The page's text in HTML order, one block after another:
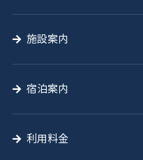
施設案内
宿泊案内
利用料金